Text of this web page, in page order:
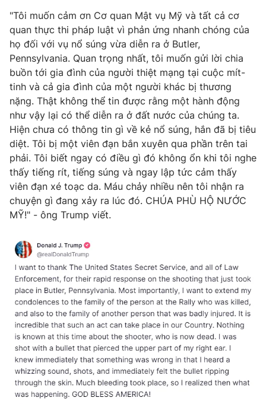
Khán giả
Giải sao mai
Âm nhạc
Sao
Du lịch
Làm đẹp
Chất lượng cuộc sống
Giáo dục
Tuyển sinh
Học trực tuyến
Công nghệ
Hitech Công nghệ tương lai
Sản phẩm
Thị trường
Tư vấn
Giao lưu trực tuyến
Lịch phát sóng
Chuyên mục khác
Emagazine Podcast
Photo
Video Shorts video
VTV Money VTV Thể thao
VTV Sức khoẻ Bất động sản
Thị trường 24h Tấm lòng Việt
"Tôi muốn cảm ơn Cơ quan Mật vụ Mỹ và tất cả cơ
quan thực thi pháp luật vì phản ứng nhanh chóng của
họ đối với vụ nổ súng vừa diễn ra ở Butler,
Pennsylvania. Quan trọng nhất, tôi muốn gửi lời chia
buồn tới gia đình của người thiệt mạng tại cuộc mít-
tinh và cả gia đình của một người khác bị thương
nặng. Thật không thể tin được rằng một hành động
như vậy lại có thể diễn ra ở đất nước của chúng ta.
Hiện chưa có thông tin gì về kẻ nổ súng, hắn đã bị tiêu
diệt. Tôi bị một viên đạn bắn xuyên qua phần trên tai
phải. Tôi biết ngay có điều gì đó không ổn khi tôi nghe
thấy tiếng rít, tiếng súng và ngay lập tức cảm thấy
viên đạn xé toạc da. Máu chảy nhiều nên tôi nhận ra
chuyện gì đang xảy ra lúc đó. CHÚA PHÙ HỘ NƯỚC
MỸ!" - ông Trump viết.